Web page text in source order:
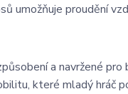
umožňuje proudění
a navržené
které mladý hráč